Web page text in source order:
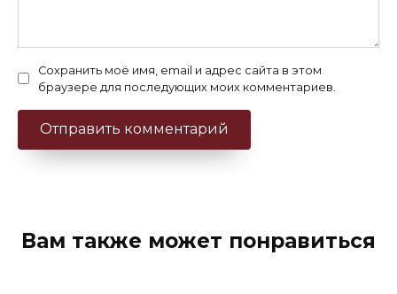
Сохранить моё имя, email и адрес сайта в этом
браузере для последующих моих комментариев.
Вам также может понравиться